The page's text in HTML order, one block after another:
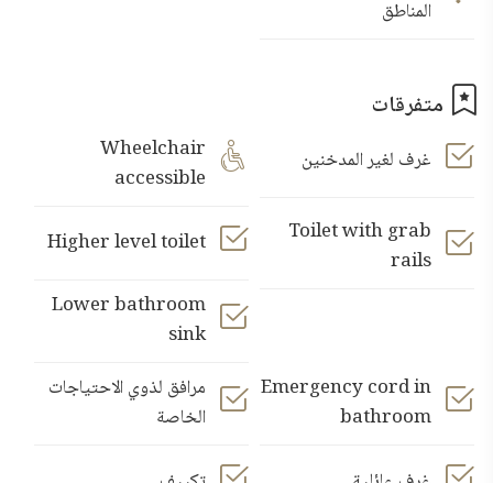
المناطق
متفرقات
غرف لغير المدخنين
Wheelchair
accessible
Toilet with grab
rails
Higher level toilet
Lower bathroom
sink
Emergency cord in
bathroom
مرافق لذوي الاحتياجات
الخاصة